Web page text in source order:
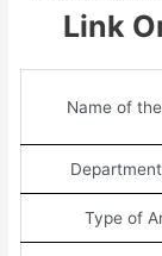
Link
Name of
Type of